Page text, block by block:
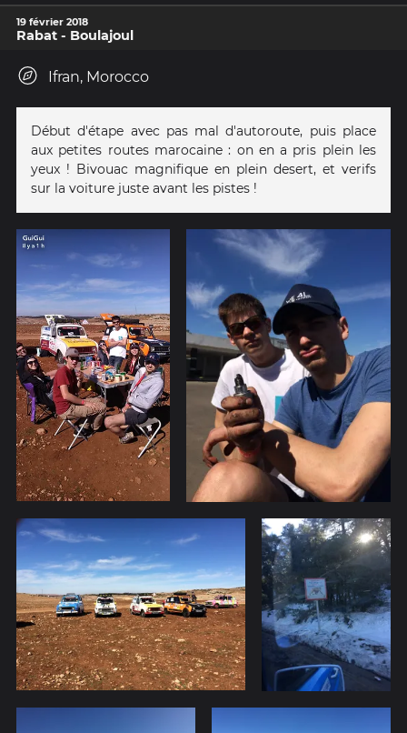
19 février 2018
Rabat - Boulajoul
Ifran, Morocco
Début d'étape avec pas mal d'autoroute, puis place
aux petites routes marocaine : on en a pris plein les
yeux ! Bivouac magnifique en plein desert, et verifs
sur la voiture juste avant les pistes !